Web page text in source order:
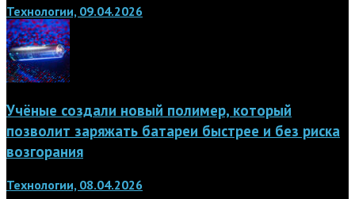
Технологии, 09.04.2026
Учёные создали новый полимер, который
позволит заряжать батареи быстрее и без риска
возгорания
Технологии, 08.04.2026